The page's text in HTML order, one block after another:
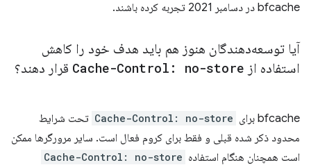
bfcache در دسامبر 2021 تجربه کرده باشند.
آیا توسعه‌دهندگان هنوز هم باید هدف خود را کاهش
استفاده از Cache-Control: no-store قرار دهند؟
bfcache برای Cache-Control: no-store تحت شرایط
محدود ذکر شده قبلی و فقط برای کروم فعال است. سایر مرورگرها ممکن
است همچنان هنگام استفاده Cache-Control: no-store